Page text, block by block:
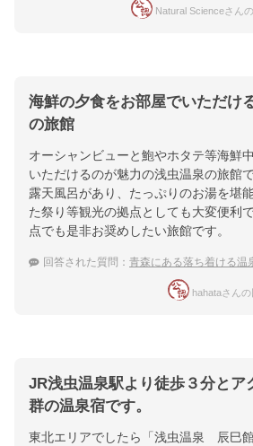
Natural Scienceさん
海鮮の夕食をお部屋でいただけ
の旅館
オーシャンビューと鮑やホタテ等海鮮
いただけるのが魅力の浅虫温泉の旅館
露天風呂があり、たっぷりのお湯を堪
た祭り等観光の拠点としても大変便利
点でも是非お奨めしたい旅館です。
回答された質問： 青森にある落ち着ける温
hahataさん
JR浅虫温泉駅より徒歩３分とア
群の温泉宿です。
東北エリアでしたら「浅虫温泉 辰巳